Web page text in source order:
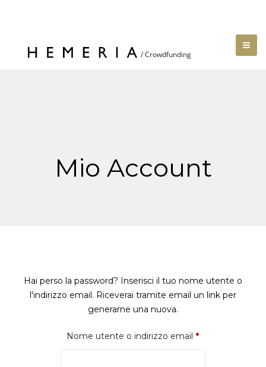
Mio Account
Hai perso la password? Inserisci il tuo nome utente o
l'indirizzo email. Riceverai tramite email un link per
generarne una nuova.
Nome utente o indirizzo email *Richiesto